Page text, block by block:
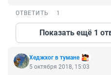
ОТВЕТИТЬ 1
Показать ещё 1
Хеджхог в тумане
5 октября 2018, 15:03